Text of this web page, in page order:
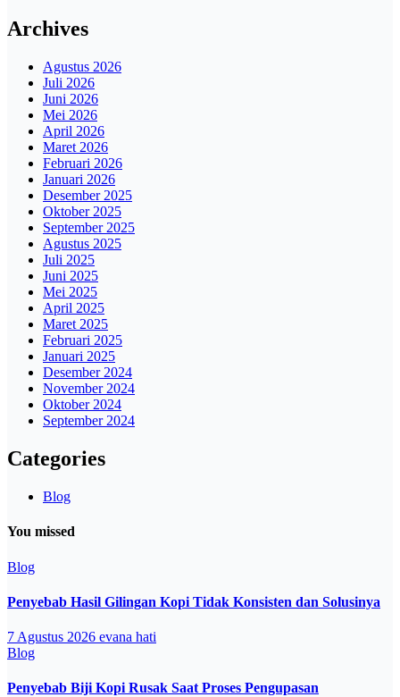
Archives
Agustus 2026
Juli 2026
Juni 2026
Mei 2026
April 2026
Maret 2026
Februari 2026
Januari 2026
Desember 2025
Oktober 2025
September 2025
Agustus 2025
Juli 2025
Juni 2025
Mei 2025
April 2025
Maret 2025
Februari 2025
Januari 2025
Desember 2024
November 2024
Oktober 2024
September 2024
Categories
Blog
You missed
Blog
Penyebab Hasil Gilingan Kopi Tidak Konsisten dan Solusinya
7 Agustus 2026 evana hati
Blog
Penyebab Biji Kopi Rusak Saat Proses Pengupasan